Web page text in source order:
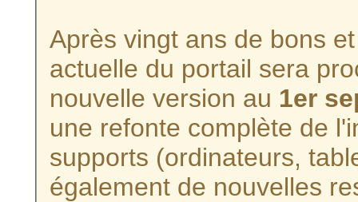
Après vingt ans de bons
actuelle du portail sera
nouvelle version au 1er
une refonte complète de
supports (ordinateurs,
également de nouvelles